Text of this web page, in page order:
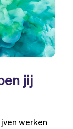
jij
werken